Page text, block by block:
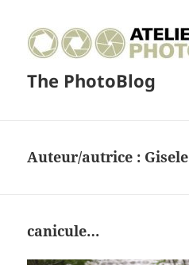
The PhotoBlog
Auteur/autrice : Gisele
canicule…